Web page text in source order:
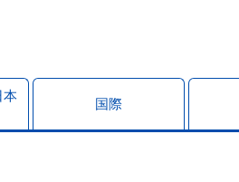
本
国際